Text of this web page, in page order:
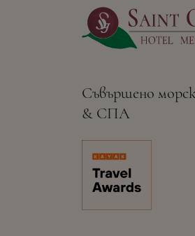
Съвършено
& СПА